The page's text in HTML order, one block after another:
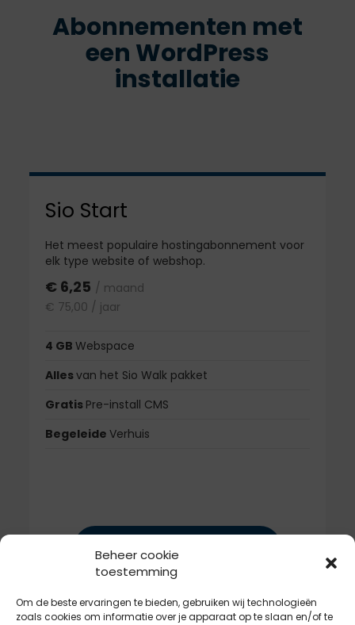
Beheer cookie
toestemming
Om de beste ervaringen te bieden, gebruiken wij technologieën
zoals cookies om informatie over je apparaat op te slaan en/of te
Abonnementen met
een WordPress
installatie
Sio Start
Het meest populaire hostingabonnement voor
elk type website of webshop.
€ 6,25 / maand
€ 75,00 / jaar
4 GB Webspace
Allesvan het Sio Walk pakket
Gratis Pre-install CMS
Begeleide Verhuis
TOEVOEGEN